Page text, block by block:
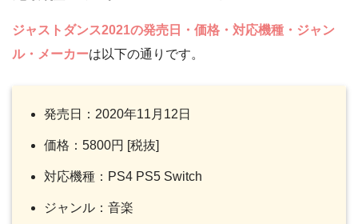
ジャストダンス2021の発売日・価格・対応機種・ジャン
ル・メーカーは以下の通りです。
発売日：2020年11月12日
価格：5800円 [税抜]
対応機種：PS4 PS5 Switch
ジャンル：音楽